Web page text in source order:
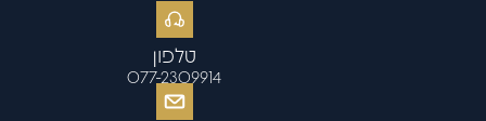
טלפון
077-2309914